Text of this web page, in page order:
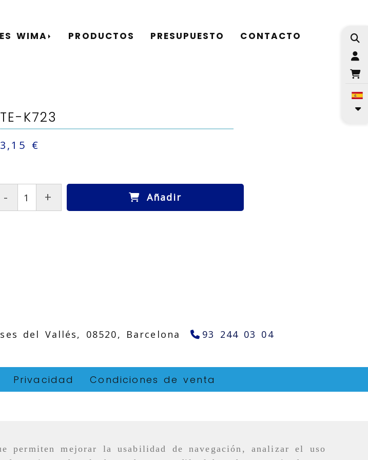
mejorar la usabilidad de navegación, analizar el uso
WIMA PRODUCTOS PRESUPUESTO CONTACTO
TE-K723
3,15 €
- + Añadir
del Vallés, 08520, Barcelona 93 244 03 04
Privacidad Condiciones de venta